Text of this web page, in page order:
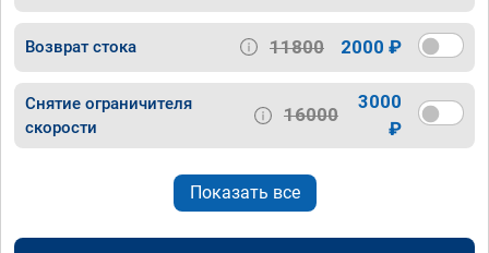
Возврат стока 11800 2000 ₽
Снятие ограничителя
скорости
16000
3000
₽
Показать все